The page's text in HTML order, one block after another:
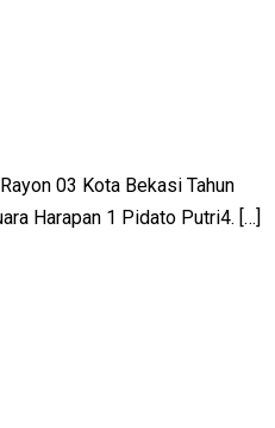
03 Kota Bekasi Tahun
Harapan 1 Pidato Putri4. […]